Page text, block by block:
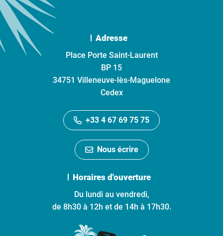
Adresse
Place Porte Saint-Laurent
BP 15
34751 Villeneuve-lès-Maguelone
Cedex
+33 4 67 69 75 75
Nous écrire
Horaires d'ouverture
Du lundi au vendredi,
de 8h30 à 12h et de 14h à 17h30.